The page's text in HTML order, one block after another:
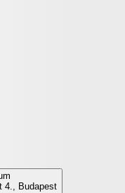
4., Budapest